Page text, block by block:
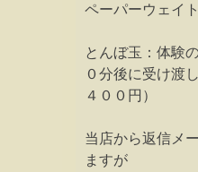
ペーパーウェイ
とんぼ玉：体験
０分後に受け渡
４００円）
当店から返信メ
ますが